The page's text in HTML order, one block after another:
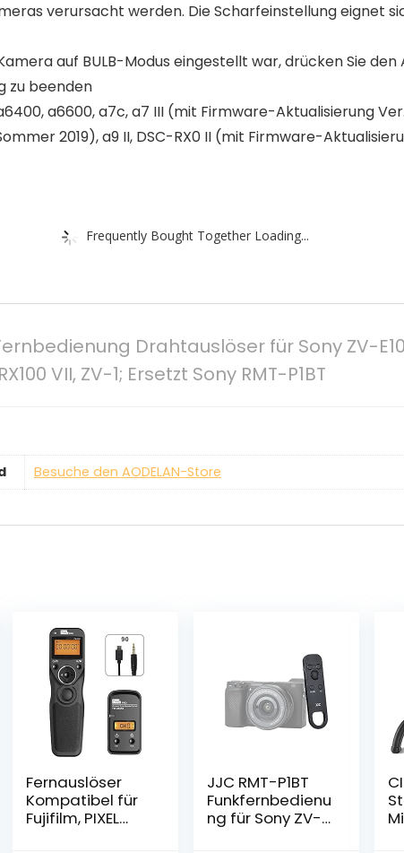
verursacht werden. Die Scharfeinstellung eignet
auf BULB-Modus eingestellt war, drücken Sie
zu beenden
a6400, a6600, a7c, a7 III (mit Firmware-Aktualisierung
2019), a9 II, DSC-RX0 II (mit Firmware-
Frequently Bought Together Loading...
Drahtauslöser für Sony ZV-
VII, ZV-1; Ersetzt Sony RMT-P1BT
Besuche den AODELAN-Store
Fernauslöser
Kompatibel für
Fujifilm, PIXEL
JJC RMT-P1BT
Funkfernbedienu
ng für Sony ZV-